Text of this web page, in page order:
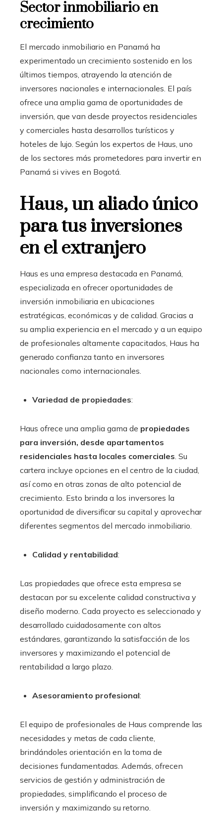
Sector inmobiliario en
crecimiento
El mercado inmobiliario en Panamá ha
experimentado un crecimiento sostenido en los
últimos tiempos, atrayendo la atención de
inversores nacionales e internacionales. El país
ofrece una amplia gama de oportunidades de
inversión, que van desde proyectos residenciales
y comerciales hasta desarrollos turísticos y
hoteles de lujo. Según los expertos de Haus, uno
de los sectores más prometedores para invertir en
Panamá si vives en Bogotá.
Haus, un aliado único
para tus inversiones
en el extranjero
Haus es una empresa destacada en Panamá,
especializada en ofrecer oportunidades de
inversión inmobiliaria en ubicaciones
estratégicas, económicas y de calidad. Gracias a
su amplia experiencia en el mercado y a un equipo
de profesionales altamente capacitados, Haus ha
generado confianza tanto en inversores
nacionales como internacionales.
Variedad de propiedades:
Haus ofrece una amplia gama de propiedades
para inversión, desde apartamentos
residenciales hasta locales comerciales . Su
cartera incluye opciones en el centro de la ciudad,
así como en otras zonas de alto potencial de
crecimiento. Esto brinda a los inversores la
oportunidad de diversificar su capital y aprovechar
diferentes segmentos del mercado inmobiliario.
Calidad y rentabilidad:
Las propiedades que ofrece esta empresa se
destacan por su excelente calidad constructiva y
diseño moderno. Cada proyecto es seleccionado y
desarrollado cuidadosamente con altos
estándares, garantizando la satisfacción de los
inversores y maximizando el potencial de
rentabilidad a largo plazo.
Asesoramiento profesional:
El equipo de profesionales de Haus comprende las
necesidades y metas de cada cliente,
brindándoles orientación en la toma de
decisiones fundamentadas. Además, ofrecen
servicios de gestión y administración de
propiedades, simplificando el proceso de
inversión y maximizando su retorno.